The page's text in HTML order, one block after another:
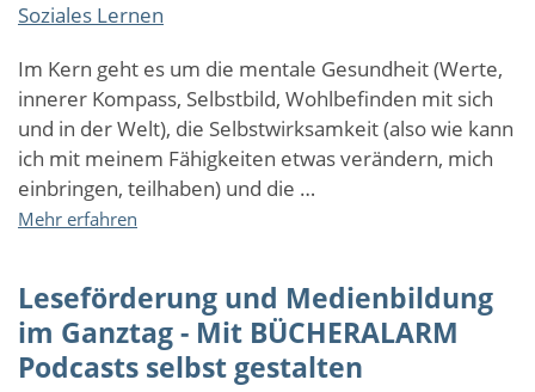
Soziales Lernen
Im Kern geht es um die mentale Gesundheit (Werte,
innerer Kompass, Selbstbild, Wohlbefinden mit sich
und in der Welt), die Selbstwirksamkeit (also wie kann
ich mit meinem Fähigkeiten etwas verändern, mich
einbringen, teilhaben) und die …
Mehr erfahren
-
Zukunftspower
für
junge
Leseförderung und Medienbildung
im Ganztag - Mit BÜCHERALARM
Podcasts selbst gestalten